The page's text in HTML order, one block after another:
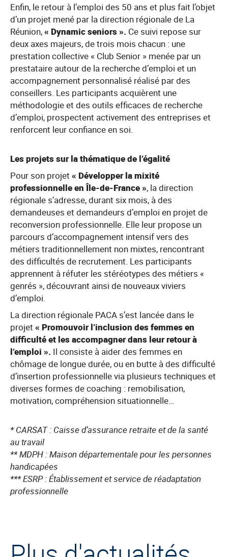
Enfin, le retour à l’emploi des 50 ans et plus fait l’objet
d’un projet mené par la direction régionale de La
Réunion,« Dynamic seniors ». Ce suivi repose sur
deux axes majeurs, de trois mois chacun : une
prestation collective « Club Senior » menée par un
prestataire autour de la recherche d’emploi et un
accompagnement personnalisé réalisé par des
conseillers. Les participants acquièrent une
méthodologie et des outils efficaces de recherche
d’emploi, prospectent activement des entreprises et
renforcent leur confiance en soi.
Les projets sur la thématique de l’égalité
Pour son projet « Développer la mixité
professionnelle en Île-de-France », la direction
régionale s’adresse, durant six mois, à des
demandeuses et demandeurs d’emploi en projet de
reconversion professionnelle. Elle leur propose un
parcours d’accompagnement intensif vers des
métiers traditionnellement non mixtes, rencontrant
des difficultés de recrutement. Les participants
apprennent à réfuter les stéréotypes des métiers «
genrés », découvrant ainsi de nouveaux viviers
d’emploi.
La direction régionale PACA s’est lancée dans le
projet « Promouvoir l’inclusion des femmes en
difficulté et les accompagner dans leur retour à
l’emploi ». Il consiste à aider des femmes en
chômage de longue durée, ou en butte à des difficulté
d’insertion professionnelle via plusieurs techniques et
diverses formes de coaching : remobilisation,
motivation, compréhension situationnelle…
* CARSAT : Caisse d’assurance retraite et de la santé
au travail
** MDPH : Maison départementale pour les personnes
handicapées
*** ESRP : Établissement et service de réadaptation
professionnelle